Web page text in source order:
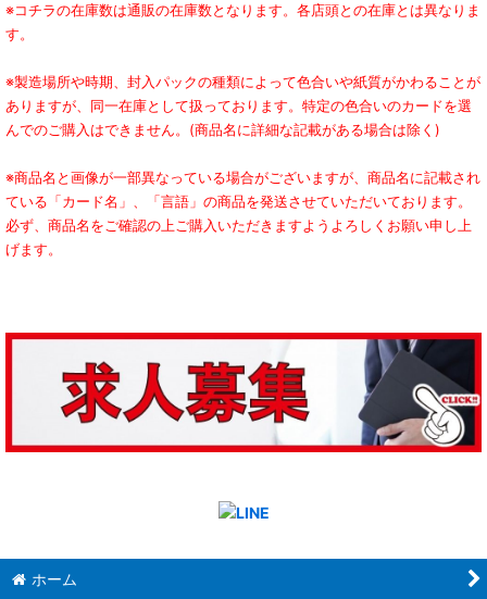
※コチラの在庫数は通販の在庫数となります。各店頭との在庫とは異なりま
す。
※製造場所や時期、封入パックの種類によって色合いや紙質がかわることが
ありますが、同一在庫として扱っております。特定の色合いのカードを選
んでのご購入はできません。(商品名に詳細な記載がある場合は除く)
※商品名と画像が一部異なっている場合がございますが、商品名に記載され
ている「カード名」、「言語」の商品を発送させていただいております。
必ず、商品名をご確認の上ご購入いただきますようよろしくお願い申し上
げます。
ホーム